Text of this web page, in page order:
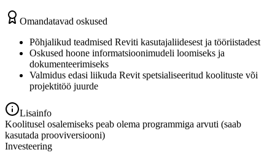
Omandatavad oskused
Põhjalikud teadmised Reviti kasutajaliidesest ja tööriistadest
Oskused hoone informatsioonimudeli loomiseks ja
dokumenteerimiseks
Valmidus edasi liikuda Revit spetsialiseeritud koolituste või
projektitöö juurde
Lisainfo
Koolitusel osalemiseks peab olema programmiga arvuti (saab
kasutada prooviversiooni)
Investeering